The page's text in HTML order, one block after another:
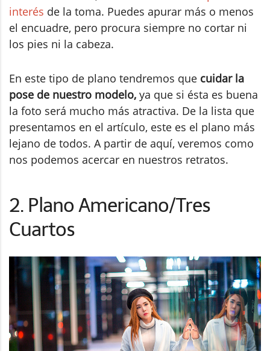
interés de la toma. Puedes apurar más o menos
el encuadre, pero procura siempre no cortar ni
los pies ni la cabeza.
En este tipo de plano tendremos que cuidar la
pose de nuestro modelo, ya que si ésta es buena
la foto será mucho más atractiva. De la lista que
presentamos en el artículo, este es el plano más
lejano de todos. A partir de aquí, veremos como
nos podemos acercar en nuestros retratos.
2. Plano Americano/Tres
Cuartos